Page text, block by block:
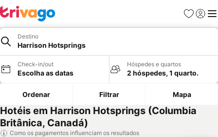
Favoritos
Iniciar
Destino
Harrison Hotsprings
Check-in/out
Escolha as datas
Hóspedes e quartos
2 hóspedes, 1 quarto.
Ordenar Filtrar Mapa
Hotéis em Harrison Hotsprings (Columbia
Britânica, Canadá)
Como os pagamentos influenciam os resultados